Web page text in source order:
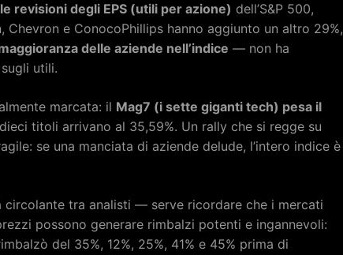
revisioni degli EPS (utili per azione) dell’S&P 500,
Chevron e ConocoPhillips hanno aggiunto un altro 29%,
delle aziende nell’indice — non ha
utili.
marcata: il Mag7 (i sette giganti tech) pesa il
titoli arrivano al 35,59%. Un rally che si regge su
se una manciata di aziende delude, l’intero indice è
tra analisti — serve ricordare che i mercati
possono generare rimbalzi potenti e ingannevoli:
del 35%, 12%, 25%, 41% e 45% prima di